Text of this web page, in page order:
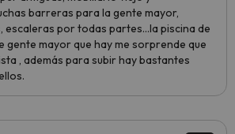
barreras para la gente mayor,
escaleras por todas partes...la piscina de
gente mayor que hay me sorprende que
, además para subir hay bastantes